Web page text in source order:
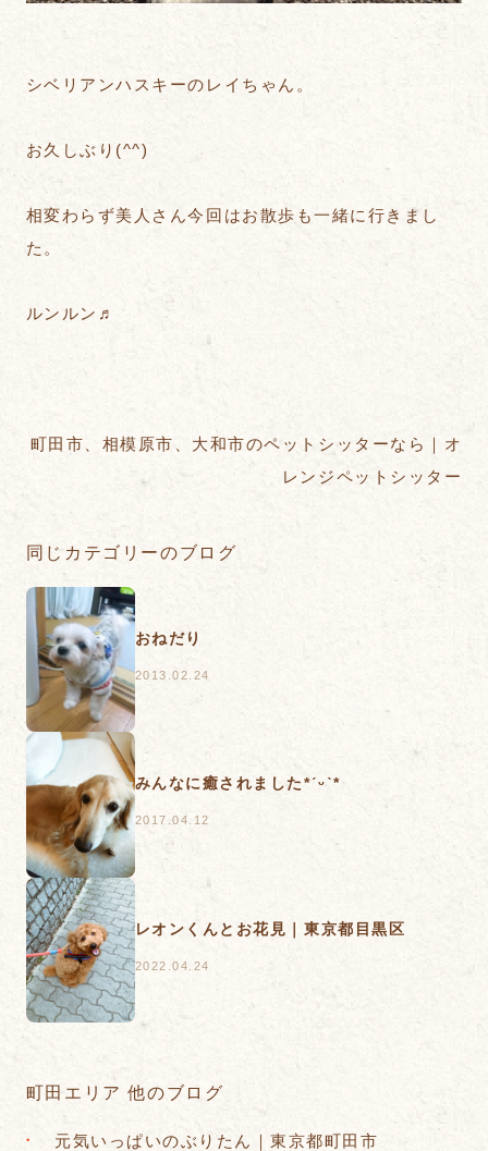
シベリアンハスキーのレイちゃん。
お久しぶり(^^)
相変わらず美人さん今回はお散歩も一緒に行きまし
た。
ルンルン♬
町田市、相模原市、大和市のペットシッターなら｜オ
レンジペットシッター
同じカテゴリーのブログ
おねだり
2013.02.24
みんなに癒されました*ˊᵕˋ*
2017.04.12
レオンくんとお花見｜東京都目黒区
2022.04.24
町田エリア 他のブログ
元気いっぱいのぶりたん｜東京都町田市